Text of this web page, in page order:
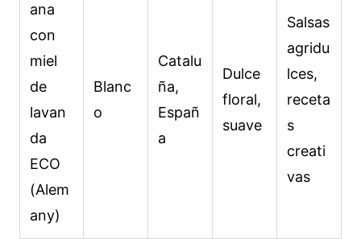
ana
con
miel
de
lavan
da
ECO
(Alem
any)
Blanc
o
Catalu
ña,
Españ
a
Dulce
floral,
suave
Salsas
agridu
lces,
receta
s
creati
vas